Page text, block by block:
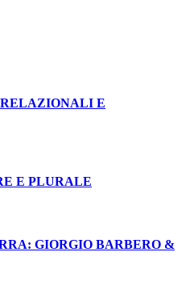
E
E PLURALE
GIORGIO BARBERO &